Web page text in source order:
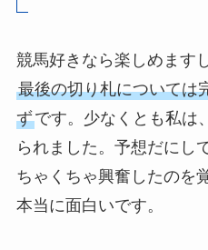
競馬好きなら楽しめます
最後の切り札については
ずです。少なくとも私は
られました。予想だにし
ちゃくちゃ興奮したのを
本当に面白いです。